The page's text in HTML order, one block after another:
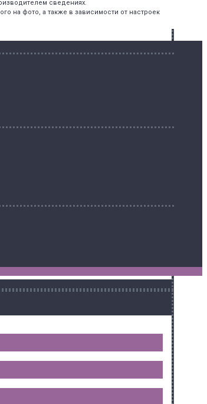
сведениях.
на фото, а также в зависимости от настроек